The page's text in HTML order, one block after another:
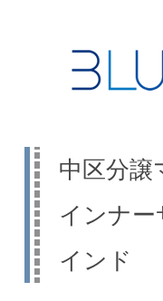
中区分
インナー
インド